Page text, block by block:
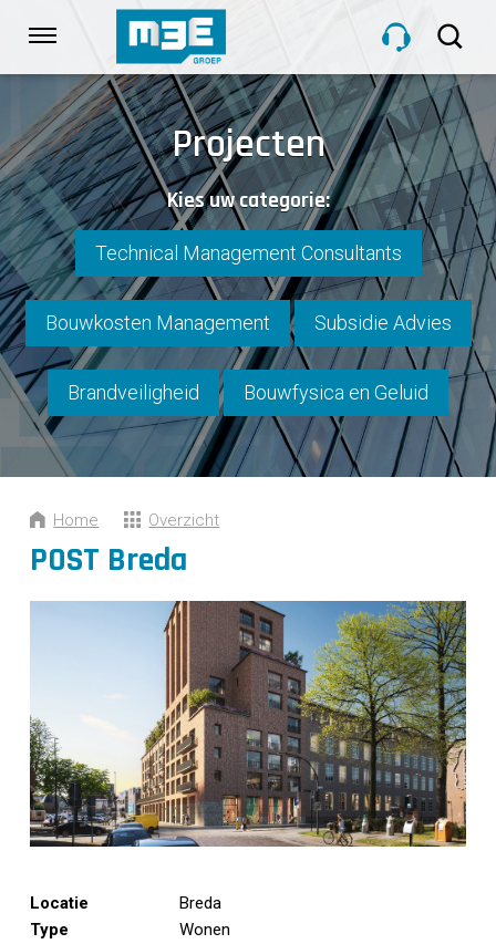
links
Spring
naar
de
inhoud
Spring
naar
navigatie
HOME
DIENSTEN
PROJECTEN
OVER M3E
NIEUWS
CONTACT
Projecten
Kies uw categorie:
Technical Management Consultants
Bouwkosten Management Subsidie Advies
Brandveiligheid Bouwfysica en Geluid
Home Overzicht
POST Breda
Locatie
Breda
Type
Wonen